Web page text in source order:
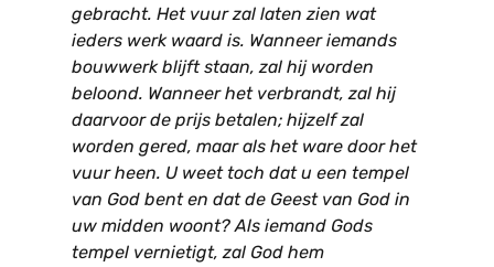
gebracht. Het vuur zal laten zien wat
ieders werk waard is. Wanneer iemands
bouwwerk blijft staan, zal hij worden
beloond. Wanneer het verbrandt, zal hij
daarvoor de prijs betalen; hijzelf zal
worden gered, maar als het ware door het
vuur heen. U weet toch dat u een tempel
van God bent en dat de Geest van God in
uw midden woont? Als iemand Gods
tempel vernietigt, zal God hem